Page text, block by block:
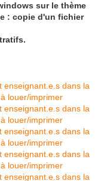
sur le thème
: copie d'un fichier